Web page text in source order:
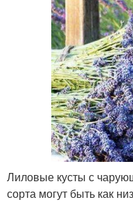
Лиловые кусты с
сорта могут быть как